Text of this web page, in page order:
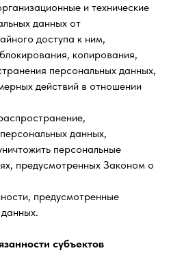
и технические
данных от
доступа к ним,
копирования,
персональных данных,
действий в отношении
данных,
персональные
предусмотренных Законом о
предусмотренные
субъектов